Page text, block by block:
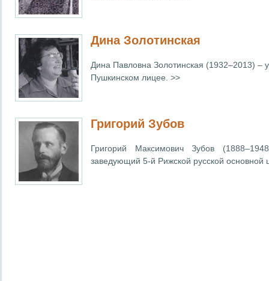
Дина Золотинская
Дина Павловна Золотинская (1932–2013) –
Пушкинском лицее. >>
Григорий Зубов
Григорий Максимович Зубов
заведующий 5-й Рижской русской основной